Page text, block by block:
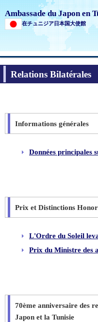
Ambassade du Japon en
在チュニジア日本国大使館
Relations Bilatérales
Informations générales
Données principales
Prix et Distinctions
L'Ordre du Soleil
Prix du Ministre des
70ème anniversaire des
Japon et la Tunisie